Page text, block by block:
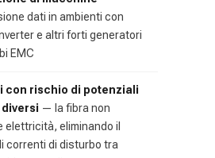
dati in ambienti con
e altri forti generatori
EMC
con rischio di potenziali
— la fibra non
elettricità, eliminando il
correnti di disturbo tra